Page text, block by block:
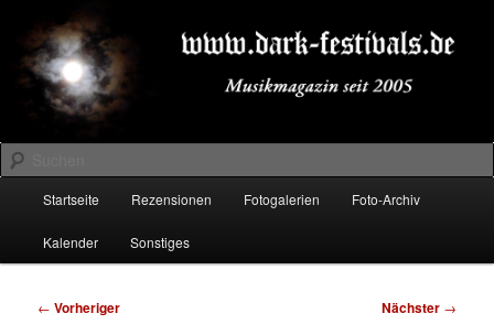
primären
Inhalt
springenDARK-FESTIVALS.DE
Suchen
Startseite Rezensionen Fotogalerien Foto-Archiv
Kalender Sonstiges
Beitragsnavigation
← Vorheriger Nächster →